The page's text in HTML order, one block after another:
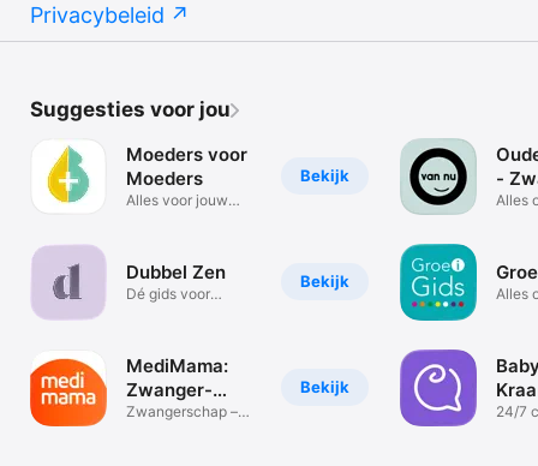
Privacybeleid
Suggesties voor jou
Bekijk
Moeders voor
Moeders
Alles voor jouw
Bekijk
Dubbel Zen
Dé gids voor
Bekijk
MediMama:
Zwanger-
Medicijnen
Zwangerschap –
-
Alles
Alles
24/7